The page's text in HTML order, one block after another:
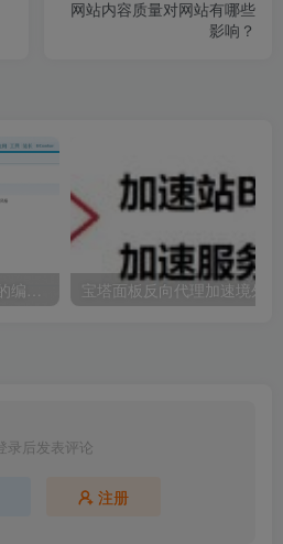
网站内容质量对网站有哪些
影响？
如何修改discuz任何模板的编辑器默认字体类型和默认字体大小
录后发表评论
注册